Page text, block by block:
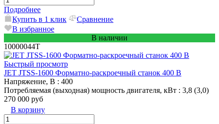
Подробнее
Купить в 1 клик
Сравнение
В избранное
В наличии
10000044T
Быстрый просмотр
JET JTSS-1600 Форматно-раскроечный станок 400 В
Напряжение, В : 400
Потребляемая (выходная) мощность двигателя, кВт : 3,8 (3,0)
270 000 руб
В корзину